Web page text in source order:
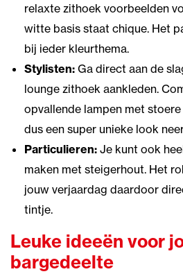
relaxte zithoek voorbeelden
witte basis staat chique. Het
bij ieder kleurthema.
Stylisten: Ga direct aan de
lounge zithoek aankleden.
opvallende lampen met
dus een super unieke look
Particulieren: Je kunt ook
maken met steigerhout. Het
jouw verjaardag daardoor
tintje.
Leuke ideeën voor
bargedeelte